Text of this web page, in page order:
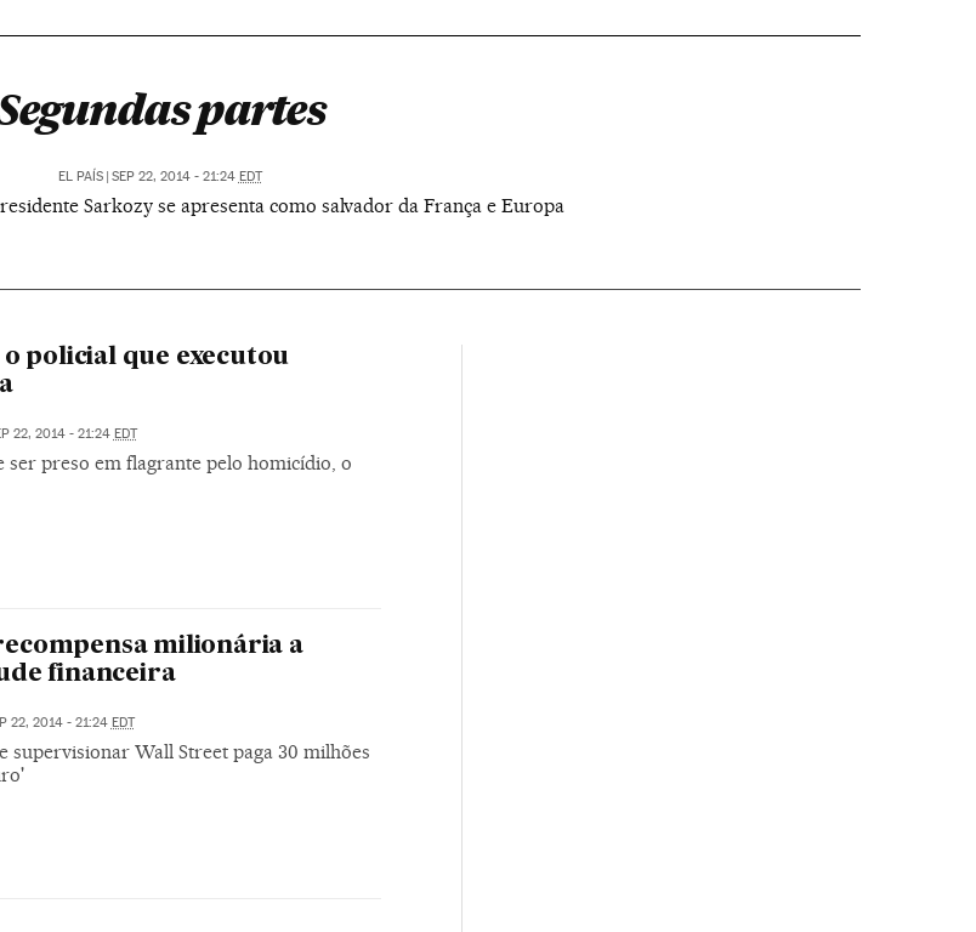
partes
EL PAÍS | SEP 22, 2014 - 21:24 EDT
Sarkozy se apresenta como salvador da França e Europa
policial que executou
22, 2014 - 21:24 EDT
ser preso em flagrante pelo homicídio, o
milionária a
financeira
22, 2014 - 21:24 EDT
supervisionar Wall Street paga 30 milhões